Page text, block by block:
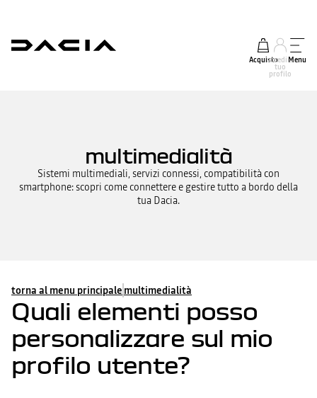
Acquistoaccedi al
tuo
profilo
Menu
multimedialità
Sistemi multimediali, servizi connessi, compatibilità con
smartphone: scopri come connettere e gestire tutto a bordo della
tua Dacia.
torna al menu principale multimedialità
Quali elementi posso
personalizzare sul mio
profilo utente?